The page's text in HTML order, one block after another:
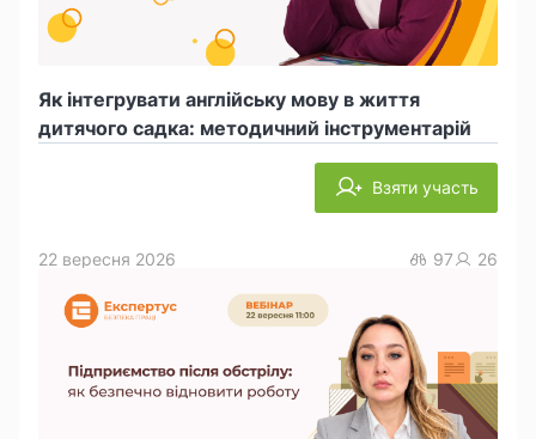
Як інтегрувати англійську мову в життя
дитячого садка: методичний інструментарій
Взяти участь
22 вересня 2026 97 26